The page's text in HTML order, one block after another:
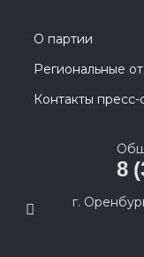
О партии
Региональные
Контакты
8
г.